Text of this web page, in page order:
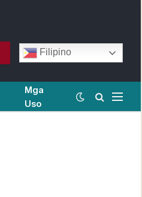
Filipino
Mga
Uso